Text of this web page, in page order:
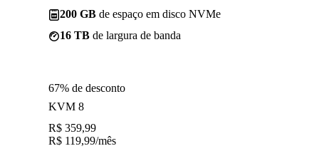
200 GB de espaço em disco NVMe
16 TB de largura de banda
67% de desconto
KVM 8
R$ 359,99
R$ 119,99/mês